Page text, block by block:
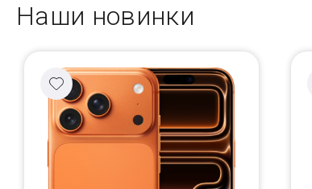
Наши новинки